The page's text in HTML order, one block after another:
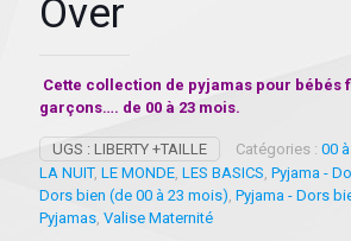
Over
Cette collection de pyjamas pour bébés
garçons…. de 00 à 23 mois.
UGS : LIBERTY +TAILLE Catégories : 00
LA NUIT, LE MONDE LES BASICS Pyjama -
Dors bien (de 00 à 23 mois) Pyjama - Dors
Pyjamas Valise Maternité